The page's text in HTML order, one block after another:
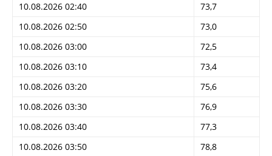
10.08.2026 02:40
73,7
10.08.2026 02:50
73,0
10.08.2026 03:00
72,5
10.08.2026 03:10
73,4
10.08.2026 03:20
75,6
10.08.2026 03:30
76,9
10.08.2026 03:40
77,3
10.08.2026 03:50
78,8